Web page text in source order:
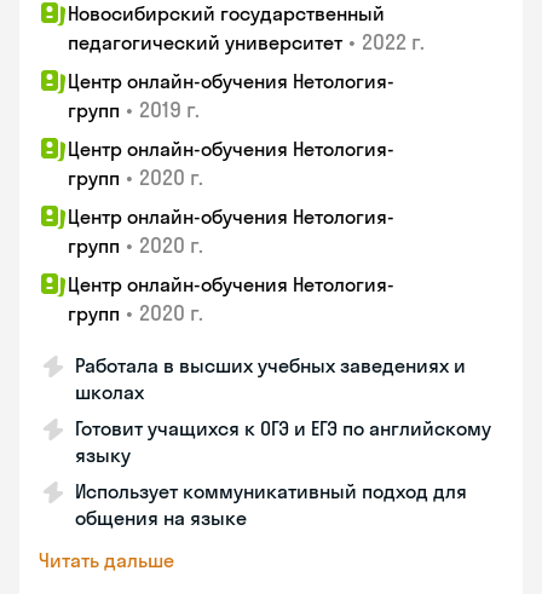
Новосибирский государственный
педагогический университет • 2022 г.
Центр онлайн-обучения Нетология-
групп • 2019 г.
Центр онлайн-обучения Нетология-
групп • 2020 г.
Центр онлайн-обучения Нетология-
групп • 2020 г.
Центр онлайн-обучения Нетология-
групп • 2020 г.
Работала в высших учебных заведениях и
школах
Готовит учащихся к ОГЭ и ЕГЭ по английскому
языку
Использует коммуникативный подход для
общения на языке
Читать дальше